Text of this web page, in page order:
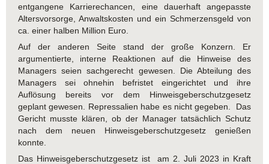
entgangene Karrierechancen, eine dauerhaft angepasste
Altersvorsorge, Anwaltskosten und ein Schmerzensgeld von
ca. einer halben Million Euro.
Auf der anderen Seite stand der große Konzern. Er
argumentierte, interne Reaktionen auf die Hinweise des
Managers seien sachgerecht gewesen. Die Abteilung des
Managers sei ohnehin befristet eingerichtet und ihre
Auflösung bereits vor dem Hinweisgeberschutzgesetz
geplant gewesen. Repressalien habe es nicht gegeben. Das
Gericht musste klären, ob der Manager tatsächlich Schutz
nach dem neuen Hinweisgeberschutzgesetz genießen
konnte.
Das Hinweisgeberschutzgesetz ist am 2. Juli 2023 in Kraft